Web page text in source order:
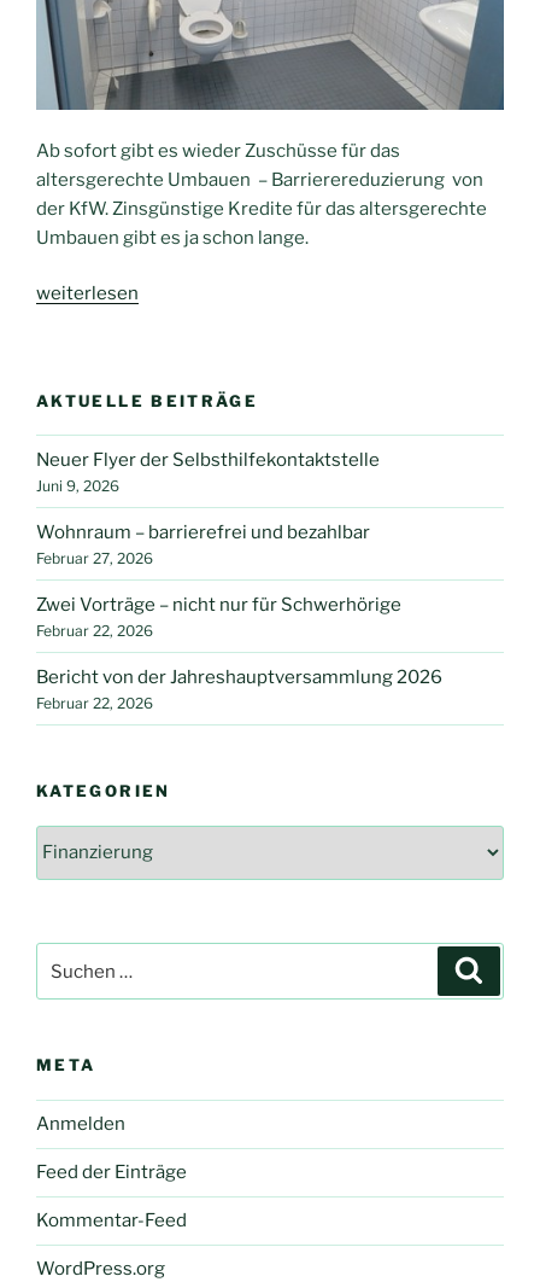
Ab sofort gibt es wieder Zuschüsse für das
altersgerechte Umbauen – Barrierereduzierung von
der KfW. Zinsgünstige Kredite für das altersgerechte
Umbauen gibt es ja schon lange.
„Ab
für
„altersgerechtes
Umbauen“
von
der
KfW“
weiterlesen
AKTUELLE BEITRÄGE
Neuer Flyer der Selbsthilfekontaktstelle
Juni 9, 2026
Wohnraum – barrierefrei und bezahlbar
Februar 27, 2026
Zwei Vorträge – nicht nur für Schwerhörige
Februar 22, 2026
Bericht von der Jahreshauptversammlung 2026
Februar 22, 2026
KATEGORIEN
Kategorien
nach:
META
Anmelden
Feed der Einträge
Kommentar-Feed
WordPress.org